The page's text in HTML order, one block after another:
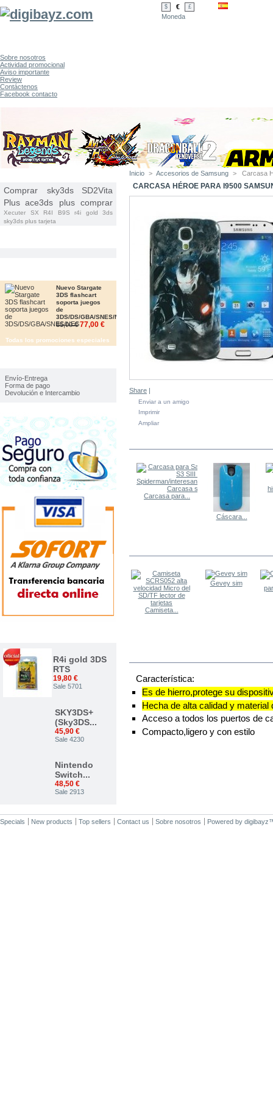
$ € £
Moneda
Sobre nosotros
Actividad promocional
Aviso importante
Review
Contáctenos
Facebook contacto
Comprar sky3ds
SD2Vita
Plus ace3ds plus comprar
Xecuter SX R4I B9S
r4i gold 3ds
sky3ds plus tarjeta
Nuevo Stargate
3DS flashcart
soporta juegos
de
3DS/DS/GBA/SNES/NES
85,00 € 77,00 €
Todas los promociones especiales
Envío-Entrega
Forma de pago
Devolución e Intercambio
R4i gold 3DS
RTS
19,80 €
Sale 5701
SKY3DS+
(Sky3DS...
45,90 €
Sale 4230
Nintendo
Switch...
48,50 €
Sale 2913
Nuevo...
34,00 €
Inicio > Accesorios de Samsung > Carcasa
CARCASA HÉROE PARA I9500
Share
Enviar a un amigo
Imprimir
Ampliar
Carcasa para...
Cáscara...
Camiseta...
Gevey sim
Característica:
Es de hierro,protege su
Hecha de alta calidad y material
Acceso a todos los puertos de
Compacto,ligero y con estilo
Specials New products Top sellers Contact us Sobre nosotros Powered by digibayz